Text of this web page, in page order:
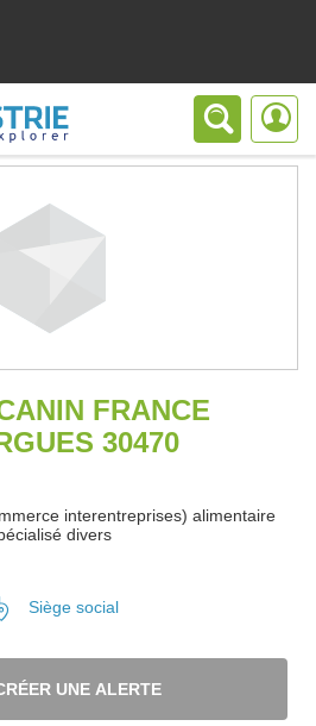
FRANCE
30470
interentreprises) alimentaire
divers
Siège social
UNE ALERTE